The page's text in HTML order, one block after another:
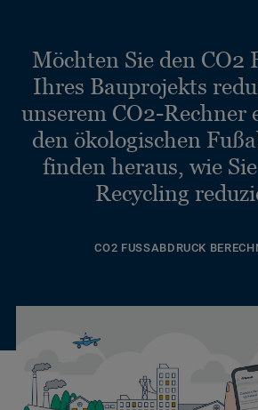
Möchten Sie den CO2
Ihres Bauprojekts
unserem CO2-Rechner
den ökologischen
finden heraus, wie
Recycling
CO2 FUSSABDRUCK